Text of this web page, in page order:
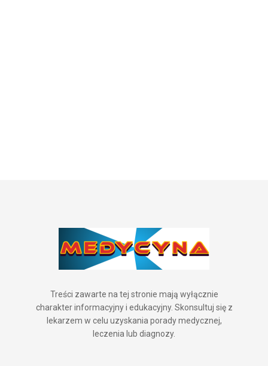
Treści zawarte na tej stronie mają wyłącznie
charakter informacyjny i edukacyjny. Skonsultuj się z
lekarzem w celu uzyskania porady medycznej,
leczenia lub diagnozy.